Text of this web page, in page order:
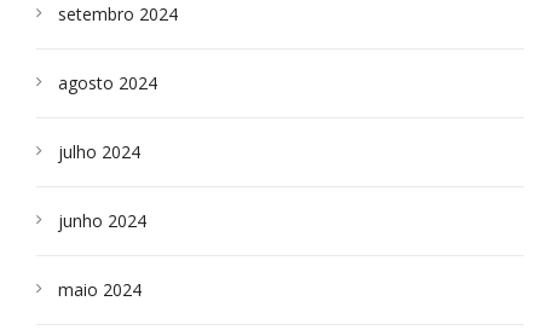
setembro 2024
agosto 2024
julho 2024
junho 2024
maio 2024